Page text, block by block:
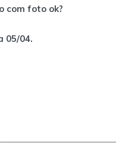
com foto ok?
05/04.